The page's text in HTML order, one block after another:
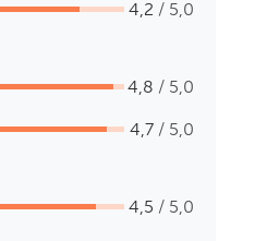
4,2 / 5,0
4,8 / 5,0
4,7 / 5,0
4,5 / 5,0